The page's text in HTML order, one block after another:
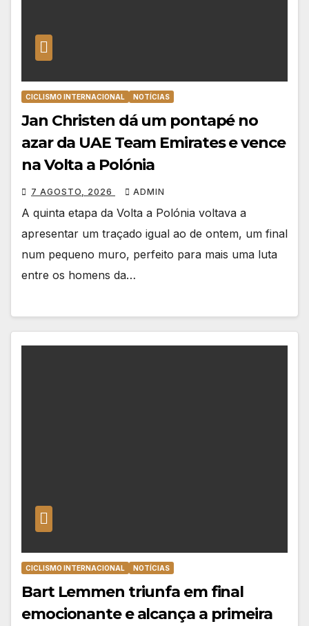
CICLISMO INTERNACIONAL NOTÍCIAS
Jan Christen dá um pontapé no
azar da UAE Team Emirates e vence
na Volta a Polónia
7 AGOSTO, 2026 ADMIN
A quinta etapa da Volta a Polónia voltava a
apresentar um traçado igual ao de ontem, um final
num pequeno muro, perfeito para mais uma luta
entre os homens da…
CICLISMO INTERNACIONAL NOTÍCIAS
Bart Lemmen triunfa em final
emocionante e alcança a primeira